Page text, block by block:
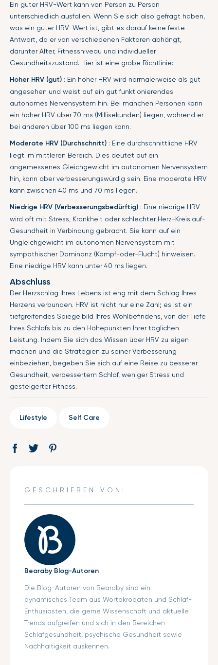
Ein guter HRV-Wert kann von Person zu Person
unterschiedlich ausfallen. Wenn Sie sich also gefragt haben,
was ein guter HRV-Wert ist, gibt es darauf keine feste
Antwort, da er von verschiedenen Faktoren abhängt,
darunter Alter, Fitnessniveau und individueller
Gesundheitszustand. Hier ist eine grobe Richtlinie:
Hoher HRV (gut) : Ein hoher HRV wird normalerweise als gut
angesehen und weist auf ein gut funktionierendes
autonomes Nervensystem hin. Bei manchen Personen kann
ein hoher HRV über 70 ms (Millisekunden) liegen, während er
bei anderen über 100 ms liegen kann.
Moderate HRV (Durchschnitt) : Eine durchschnittliche HRV
liegt im mittleren Bereich. Dies deutet auf ein
angemessenes Gleichgewicht im autonomen Nervensystem
hin, kann aber verbesserungswürdig sein. Eine moderate HRV
kann zwischen 40 ms und 70 ms liegen.
Niedrige HRV (Verbesserungsbedürftig) : Eine niedrige HRV
wird oft mit Stress, Krankheit oder schlechter Herz-Kreislauf-
Gesundheit in Verbindung gebracht. Sie kann auf ein
Ungleichgewicht im autonomen Nervensystem mit
sympathischer Dominanz (Kampf-oder-Flucht) hinweisen.
Eine niedrige HRV kann unter 40 ms liegen.
Abschluss
Der Herzschlag Ihres Lebens ist eng mit dem Schlag Ihres
Herzens verbunden. HRV ist nicht nur eine Zahl; es ist ein
tiefgreifendes Spiegelbild Ihres Wohlbefindens, von der Tiefe
Ihres Schlafs bis zu den Höhepunkten Ihrer täglichen
Leistung. Indem Sie sich das Wissen über HRV zu eigen
machen und die Strategien zu seiner Verbesserung
einbeziehen, begeben Sie sich auf eine Reise zu besserer
Gesundheit, verbessertem Schlaf, weniger Stress und
gesteigerter Fitness.
Lifestyle Self Care
Auf
Öffnet
Tweet
Öffnet
GESCHRIEBEN VON:
Bearaby Blog-Autoren
Die Blog-Autoren von Bearaby sind ein
dynamisches Team aus Wortakrobaten und Schlaf-
Enthusiasten, die gerne Wissenschaft und aktuelle
Trends aufgreifen und sich in den Bereichen
Schlafgesundheit, psychische Gesundheit sowie
Nachhaltigkeit auskennen.